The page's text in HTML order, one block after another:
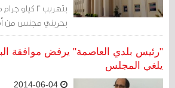
بتهريب 2
بحريني مجنس من
"رئيس بلدي العاصمة" يرفض موافقة
يلغي المجلس